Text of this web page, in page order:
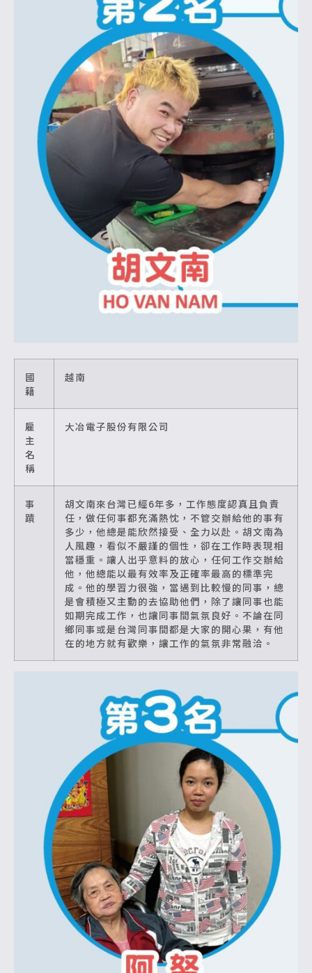
國
籍
越南
雇
主
名
稱
大冶電子股份有限公司
事
蹟
胡文南來台灣已經6年多，工作態度認真且負責
任，做任何事都充滿熱忱，不管交辦給他的事有
多少，他總是能欣然接受、全力以赴。胡文南為
人風趣，看似不嚴謹的個性，卻在工作時表現相
當穩重。讓人出乎意料的放心，任何工作交辦給
他，他總能以最有效率及正確率最高的標準完
成。他的學習力很強，當遇到比較慢的同事，總
是會積極又主動的去協助他們，除了讓同事也能
如期完成工作，也讓同事間氣氛良好。不論在同
鄉同事或是台灣同事間都是大家的開心果，有他
在的地方就有歡樂，讓工作的氣氛非常融洽。